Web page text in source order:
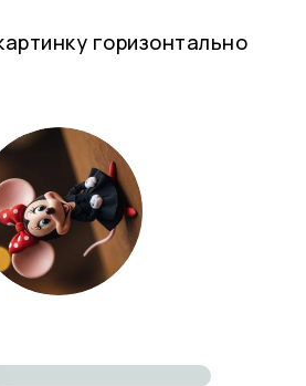
горизонтально